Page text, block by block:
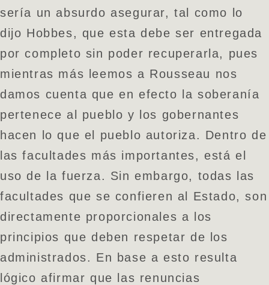
sería un absurdo asegurar, tal como lo
dijo Hobbes, que esta debe ser entregada
por completo sin poder recuperarla, pues
mientras más leemos a Rousseau nos
damos cuenta que en efecto la soberanía
pertenece al pueblo y los gobernantes
hacen lo que el pueblo autoriza. Dentro de
las facultades más importantes, está el
uso de la fuerza. Sin embargo, todas las
facultades que se confieren al Estado, son
directamente proporcionales a los
principios que deben respetar de los
administrados. En base a esto resulta
lógico afirmar que las renuncias